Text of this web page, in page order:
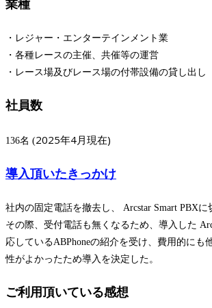
業種
・レジャー・エンターテインメント業
・各種レースの主催、共催等の運営
・レース場及びレース場の付帯設備の貸し出し
社員数
136名 (2025年4月現在)
導入頂いたきっかけ
社内の固定電話を撤去し、 Arcstar Smart PBXに
その際、受付電話も無くなるため、導入した
応しているABPhoneの紹介を受け、費用的にも
性がよかったため導入を決定した。
ご利用頂いている感想